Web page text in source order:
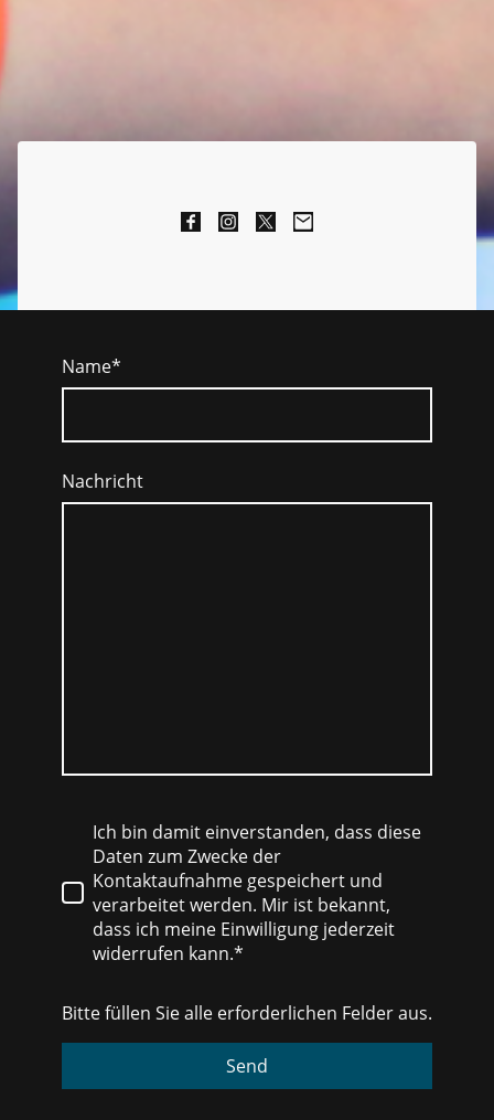
Name*
Nachricht
Ich bin damit einverstanden, dass diese
Daten zum Zwecke der
Kontaktaufnahme gespeichert und
verarbeitet werden. Mir ist bekannt,
dass ich meine Einwilligung jederzeit
widerrufen kann.*
Bitte füllen Sie alle erforderlichen Felder aus.
Send